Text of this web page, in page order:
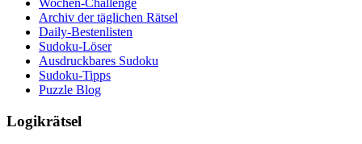
Wochen-Challenge
Archiv der täglichen Rätsel
Daily-Bestenlisten
Sudoku-Löser
Ausdruckbares Sudoku
Sudoku-Tipps
Puzzle Blog
Logikrätsel